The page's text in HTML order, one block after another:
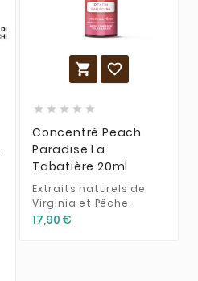
 
    
Concentré Peach
Paradise La
Tabatière 20ml
Extraits naturels de
Virginia et Pêche.
17,90 €